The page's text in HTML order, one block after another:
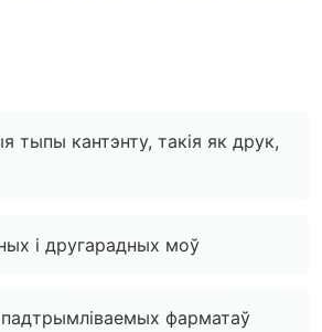
тыпы кантэнту, такія як друк,
і другарадных моў
фарматаў